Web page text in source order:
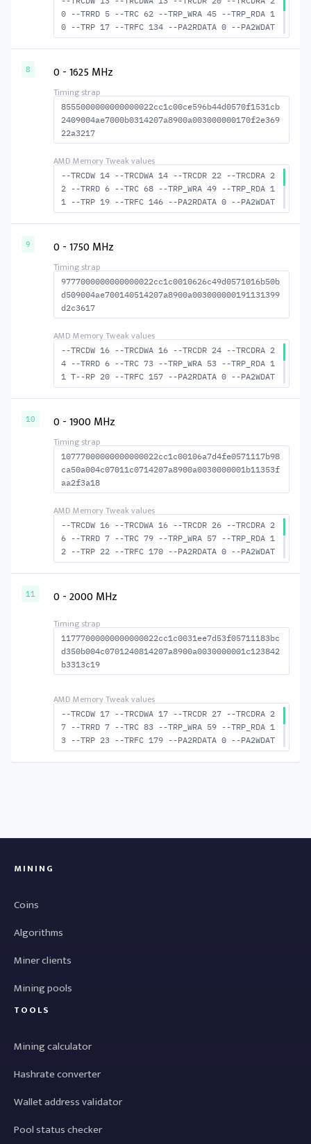
0 --TRRD 5 --TRC 62 --TRP_WRA 45 --TRP_RDA 1
0 --TRP 17 --TRFC 134 --PA2RDATA 0 --PA2WDAT
A 0 --TFAW 8 --TCRCRL 2 --TCRCWL 7 --TFAW32
MACTWR 49 --RAS2RAS 134 --RP 39 --WRPLUSRP 4
8 0 - 1625 MHz
8555000000000000022cc1c00ce596b44d0570f1531cb
2409004ae7000b0314207a8900a003000000170f2e369
22a3217
--TRCDW 14 --TRCDWA 14 --TRCDR 22 --TRCDRA 2
2 --TRRD 6 --TRC 68 --TRP_WRA 49 --TRP_RDA 1
1 --TRP 19 --TRFC 146 --PA2RDATA 0 --PA2WDAT
A 0 --TFAW 10 --TCRCRL 2 --TCRCWL 7 --TFAW32
MACTWR 54 --RAS2RAS 146 --RP 42 --WRPLUSRP 5
9 0 - 1750 MHz
9777000000000000022cc1c0010626c49d0571016b50b
d509004ae700140514207a8900a003000000191131399
d2c3617
--TRCDW 16 --TRCDWA 16 --TRCDR 24 --TRCDRA 2
4 --TRRD 6 --TRC 73 --TRP_WRA 53 --TRP_RDA 1
1 T--RP 20 --TRFC 157 --PA2RDATA 0 --PA2WDAT
A 0 --TFAW 10 --TCRCRL 2 --TCRCWL 7 --TFAW32
MACTWR 57 --RAS2RAS 157 --RP 44 --WRPLUSRP 5
10 0 - 1900 MHz
10777000000000000022cc1c00106a7d4fe0571117b98
ca50a004c07011c0714207a8900a0030000001b11353f
aa2f3a18
--TRCDW 16 --TRCDWA 16 --TRCDR 26 --TRCDRA 2
6 --TRRD 7 --TRC 79 --TRP_WRA 57 --TRP_RDA 1
2 --TRP 22 --TRFC 170 --PA2RDATA 0 --PA2WDAT
A 0 --TFAW 12 --TCRCRL 2 --TCRCWL 7 --TFAW32
-ACTWR 63 --RAS2RAS 170 --RP 47 --WRPLUSRP 5
11 0 - 2000 MHz
11777000000000000022cc1c0031ee7d53f05711183bc
d350b004c0701240814207a8900a0030000001c123842
b3313c19
--TRCDW 17 --TRCDWA 17 --TRCDR 27 --TRCDRA 2
7 --TRRD 7 --TRC 83 --TRP_WRA 59 --TRP_RDA 1
3 --TRP 23 --TRFC 179 --PA2RDATA 0 --PA2WDAT
A 0 --TFAW 12 --TCRCRL 2 --TCRCWL 7 --TFAW32
MINING
Coins
Algorithms
Miner clients
Mining pools
TOOLS
Mining calculator
Hashrate converter
Wallet address validator
Pool status checker